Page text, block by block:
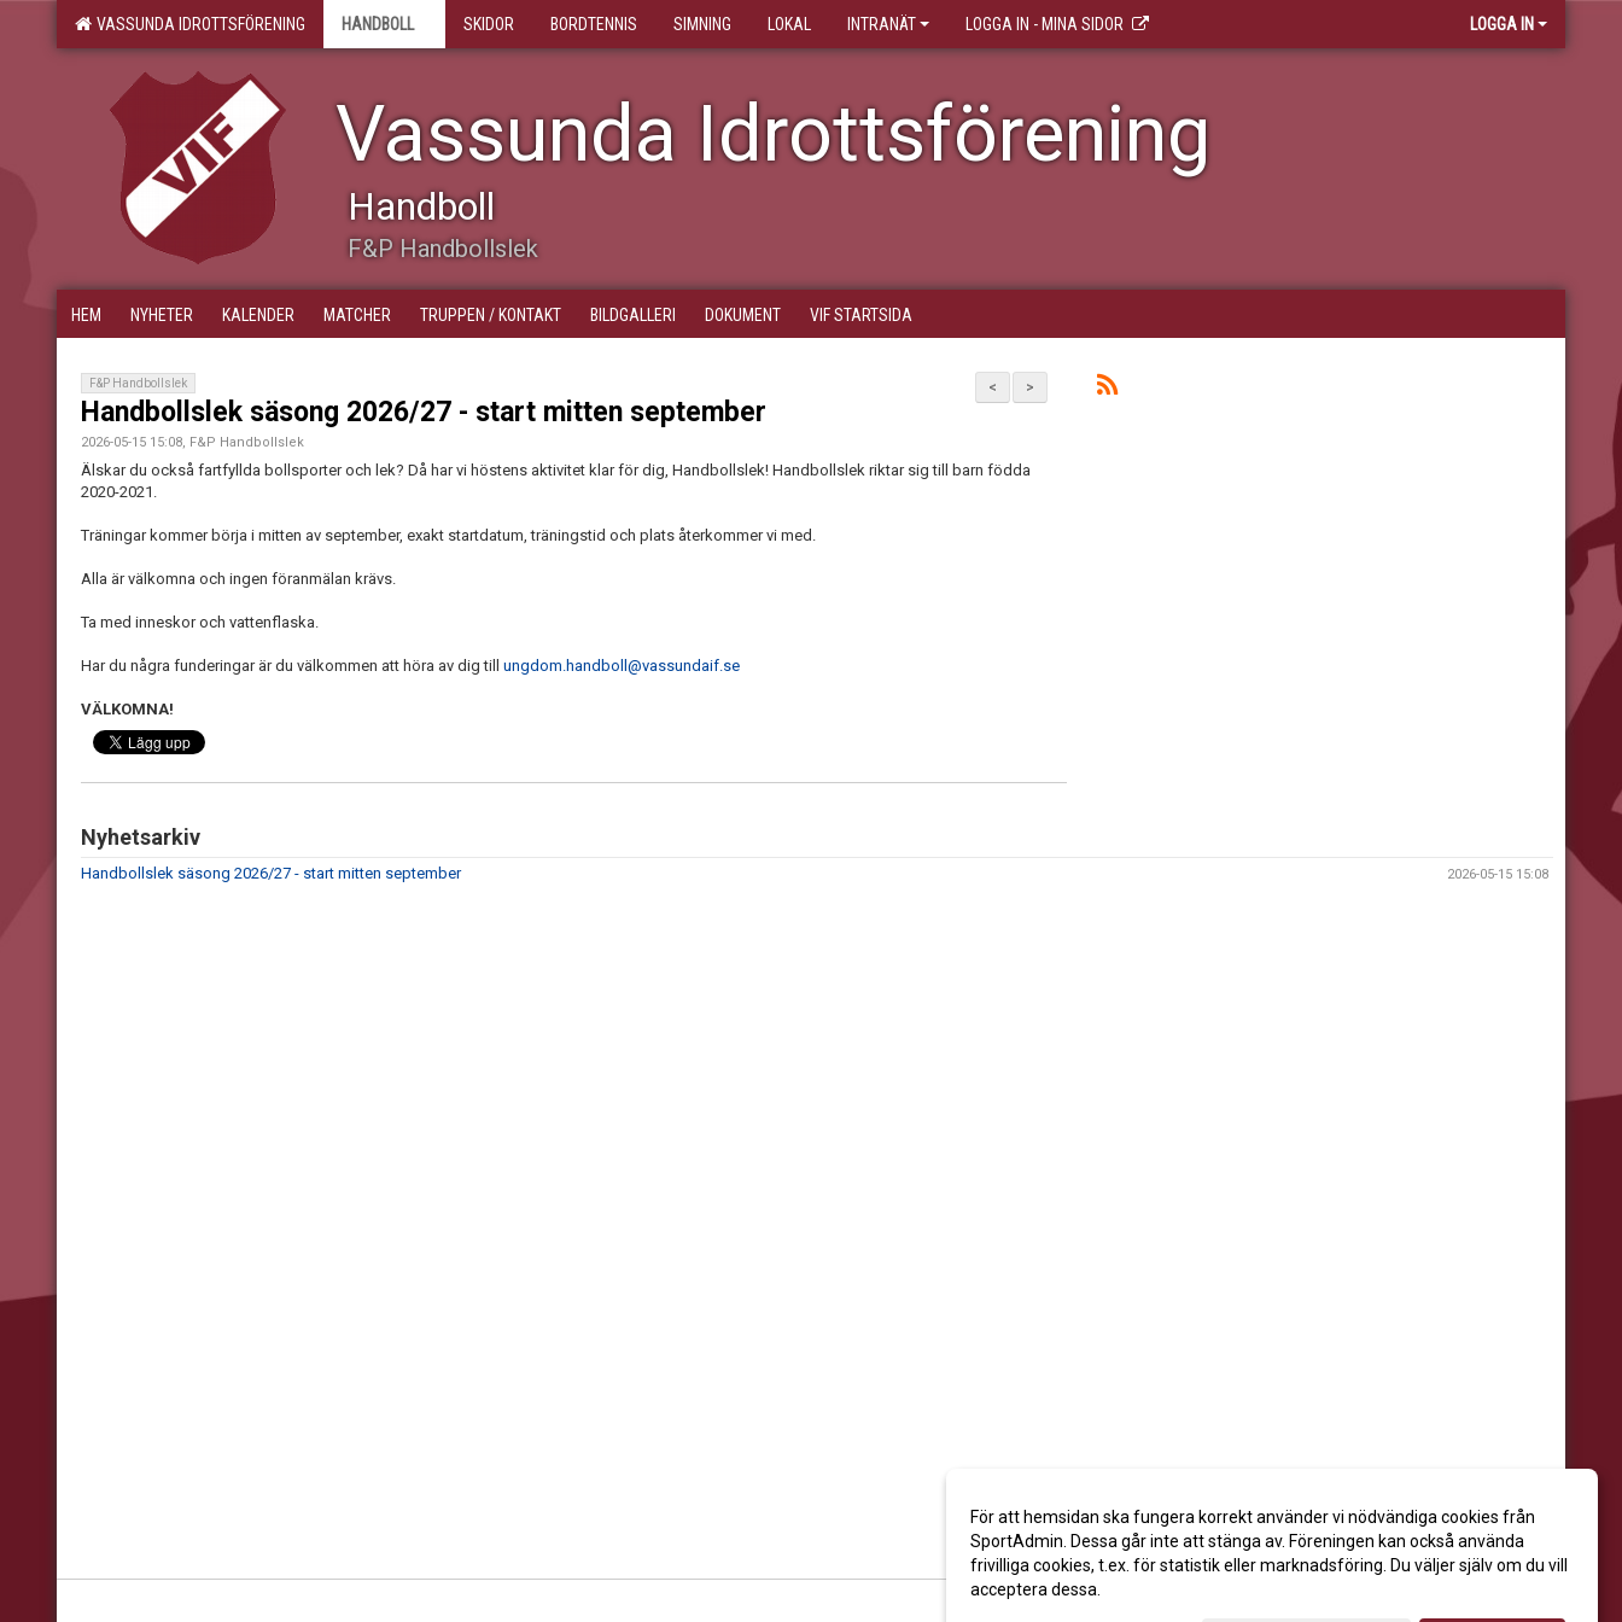
VASSUNDA IDROTTSFÖRENING HANDBOLL SKIDOR BORDTENNIS SIMNING LOKAL INTRANÄT LOGGA IN - MINA SIDOR LOGGA IN
Vassunda Idrottsförening
Handboll
F&P Handbollslek
HEM NYHETER KALENDER MATCHER TRUPPEN / KONTAKT BILDGALLERI DOKUMENT VIF STARTSIDA
>
<
F&P Handbollslek
Handbollslek säsong 2026/27 - start mitten september
2026-05-15 15:08, F&P Handbollslek
Älskar du också fartfyllda bollsporter och lek? Då har vi höstens aktivitet klar för dig, Handbollslek! Handbollslek riktar sig till barn födda
2020-2021.
Träningar kommer börja i mitten av september, exakt startdatum, träningstid och plats återkommer vi med.
Alla är välkomna och ingen föranmälan krävs.
Ta med inneskor och vattenflaska.
Har du några funderingar är du välkommen att höra av dig till ungdom.handboll@vassundaif.se
VÄLKOMNA!
Nyhetsarkiv
Handbollslek säsong 2026/27 - start mitten september 2026-05-15 15:08
För att hemsidan ska fungera korrekt använder vi nödvändiga cookies från
SportAdmin. Dessa går inte att stänga av. Föreningen kan också använda
frivilliga cookies, t.ex. för statistik eller marknadsföring. Du väljer själv om du vill
acceptera dessa.